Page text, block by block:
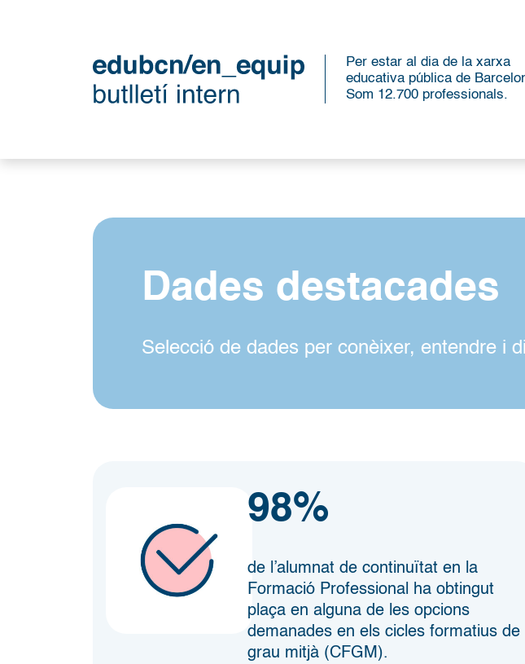
Per estar al dia de la xarxa
educativa pública de
Som 12.700 professionals.
Dades destacades
Selecció de dades per conèixer, entendre i
98%
de l’alumnat de continuïtat en la
Formació Professional ha obtingut
plaça en alguna de les opcions
demanades en els cicles formatius de
grau mitjà (CFGM).